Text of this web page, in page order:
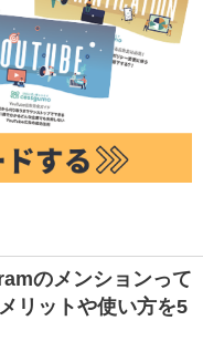
のメンションって
リットや使い方を5